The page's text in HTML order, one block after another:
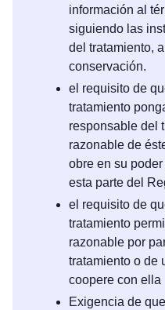
información al
siguiendo las
del tratamiento,
conservación.
el requisito de
tratamiento
responsable del
razonable de
obre en su
esta parte del
el requisito de
tratamiento
razonable por
tratamiento o de
coopere con ella
Exigencia de